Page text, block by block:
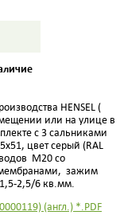
HENSEL (
или на улице в
с 3 сальниками
цвет серый (RAL
M20 со
мембранами, зажим
2,5/6 кв.мм.
(англ.) *.PDF